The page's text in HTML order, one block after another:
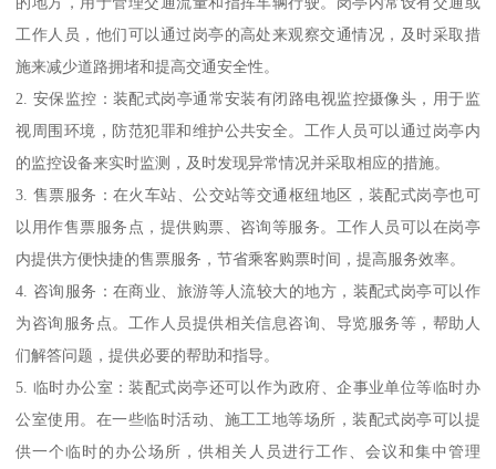
工作人员，他们可以通过岗亭的高处来观察交通情况，及时采取措
施来减少道路拥堵和提高交通安全性。
2. 安保监控：装配式岗亭通常安装有闭路电视监控摄像头，用于监
视周围环境，防范犯罪和维护公共安全。工作人员可以通过岗亭内
的监控设备来实时监测，及时发现异常情况并采取相应的措施。
3. 售票服务：在火车站、公交站等交通枢纽地区，装配式岗亭也可
以用作售票服务点，提供购票、咨询等服务。工作人员可以在岗亭
内提供方便快捷的售票服务，节省乘客购票时间，提高服务效率。
4. 咨询服务：在商业、旅游等人流较大的地方，装配式岗亭可以作
为咨询服务点。工作人员提供相关信息咨询、导览服务等，帮助人
们解答问题，提供必要的帮助和指导。
5. 临时办公室：装配式岗亭还可以作为政府、企事业单位等临时办
公室使用。在一些临时活动、施工工地等场所，装配式岗亭可以提
供一个临时的办公场所，供相关人员进行工作、会议和集中管理